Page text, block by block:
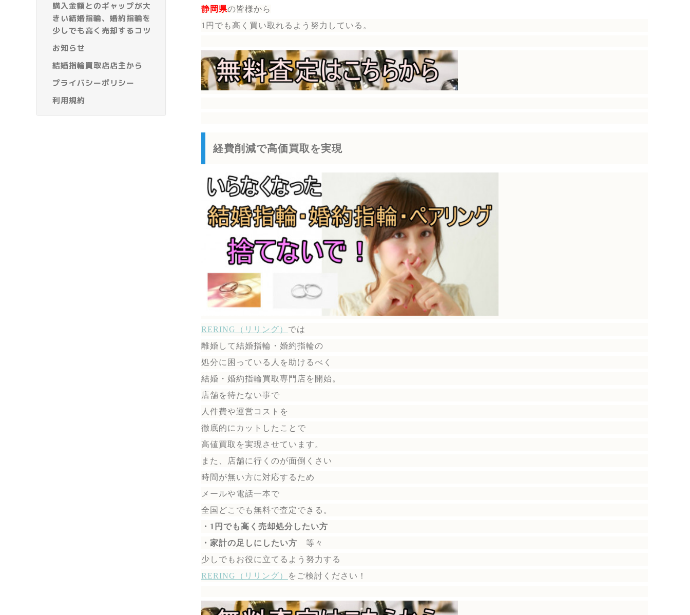
購入金額とのギャップが大
きい結婚指輪、婚約指輪を
少しでも高く売却するコツ
お知らせ
結婚指輪買取店店主から
プライバシーポリシー
利用規約
静岡県の皆様から
1円でも高く買い取れるよう努力している。
経費削減で高価買取を実現
RERING（リリング） では
離婚して結婚指輪・婚約指輪の
処分に困っている人を助けるべく
結婚・婚約指輪買取専門店を開始。
店舗を待たない事で
人件費や運営コストを
徹底的にカットしたことで
高値買取を実現させています。
また、店舗に行くのが面倒くさい
時間が無い方に対応するため
メールや電話一本で
全国どこでも無料で査定できる。
・1円でも高く売却処分したい方
・家計の足しにしたい方 等々
少しでもお役に立てるよう努力する
RERING（リリング）
を ご検討ください！